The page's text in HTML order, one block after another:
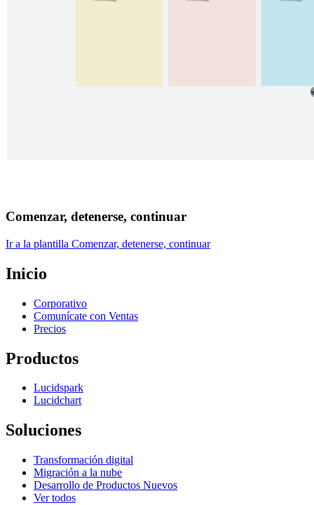
Comenzar, detenerse, continuar
Ir a la plantilla Comenzar, detenerse, continuar
Inicio
Corporativo
Comunícate con Ventas
Precios
Productos
Lucidspark
Lucidchart
Soluciones
Transformación digital
Migración a la nube
Desarrollo de Productos Nuevos
Ver todos